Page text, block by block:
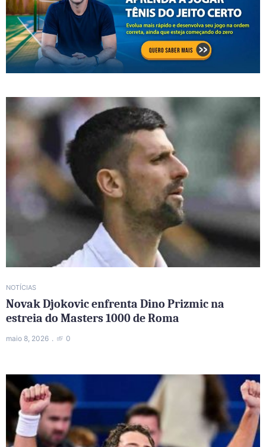
NOTÍCIAS
Novak Djokovic enfrenta Dino Prizmic na
estreia do Masters 1000 de Roma
maio 8, 2026 0